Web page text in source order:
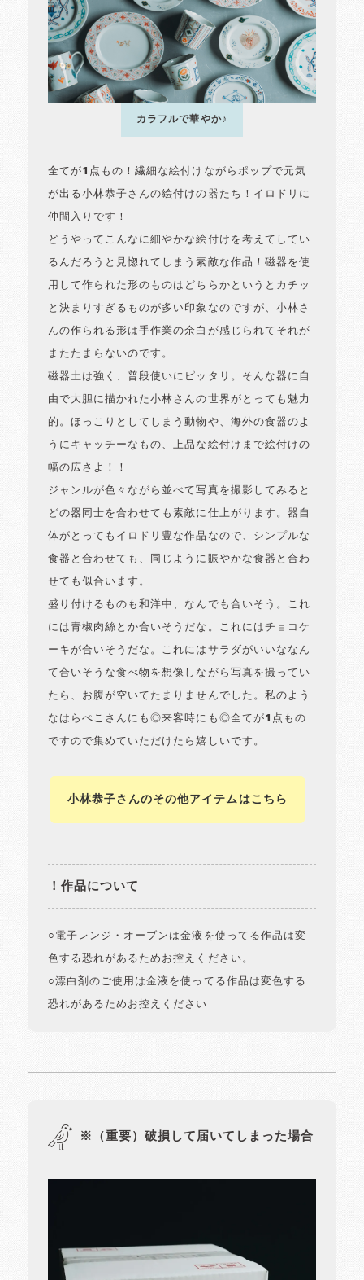
カラフルで華やか♪
全てが1点もの！繊細な絵付けながらポップで元気
が出る小林恭子さんの絵付けの器たち！イロドリに
仲間入りです！
どうやってこんなに細やかな絵付けを考えてしてい
るんだろうと見惚れてしまう素敵な作品！磁器を使
用して作られた形のものはどちらかというとカチッ
と決まりすぎるものが多い印象なのですが、小林さ
んの作られる形は手作業の余白が感じられてそれが
またたまらないのです。
磁器土は強く、普段使いにピッタリ。そんな器に自
由で大胆に描かれた小林さんの世界がとっても魅力
的。ほっこりとしてしまう動物や、海外の食器のよ
うにキャッチーなもの、上品な絵付けまで絵付けの
幅の広さよ！！
ジャンルが色々ながら並べて写真を撮影してみると
どの器同士を合わせても素敵に仕上がります。器自
体がとってもイロドリ豊な作品なので、シンプルな
食器と合わせても、同じように賑やかな食器と合わ
せても似合います。
盛り付けるものも和洋中、なんでも合いそう。これ
には青椒肉絲とか合いそうだな。これにはチョコケ
ーキが合いそうだな。これにはサラダがいいななん
て合いそうな食べ物を想像しながら写真を撮ってい
たら、お腹が空いてたまりませんでした。私のよう
なはらぺこさんにも◎来客時にも◎全てが1点もの
ですので集めていただけたら嬉しいです。
小林恭子さんのその他アイテムはこちら
！作品について
○電子レンジ・オーブンは金液を使ってる作品は変
色する恐れがあるためお控えください。
○漂白剤のご使用は金液を使ってる作品は変色する
恐れがあるためお控えください
※（重要）破損して届いてしまった場合